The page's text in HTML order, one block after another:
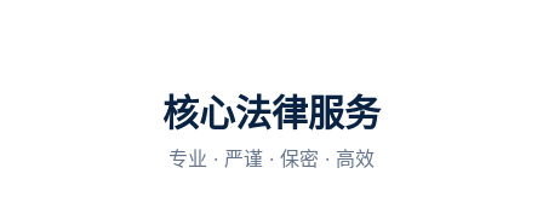
核心法律服务
专业 · 严谨 · 保密 · 高效